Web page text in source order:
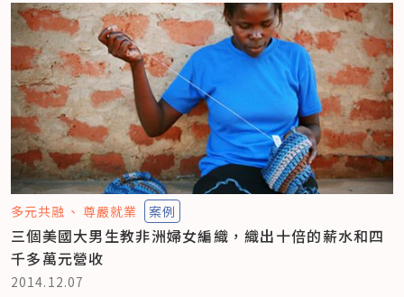
多元共融 尊嚴就業 案例
三個美國大男生教非洲婦女編織，織出十倍的薪水和四
千多萬元營收
2014.12.07